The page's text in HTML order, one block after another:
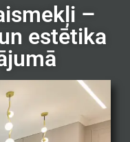
–
estētika